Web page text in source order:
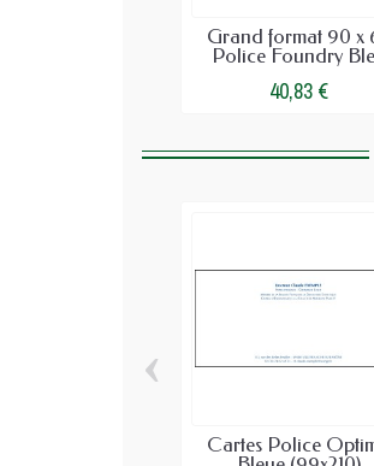
Grand format 90 x
Police Foundry
40,83 €
Cartes Police
‹